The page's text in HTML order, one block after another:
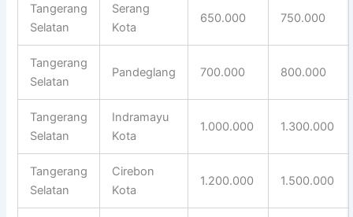
Tangerang
Selatan
Serang
Kota
650.000 750.000
Tangerang
Selatan
Pandeglang 700.000 800.000
Tangerang
Selatan
Indramayu
Kota
1.000.000 1.300.000
Tangerang
Selatan
Cirebon
Kota
1.200.000 1.500.000